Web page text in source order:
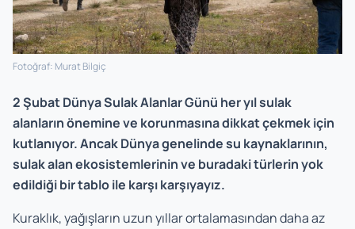
Fotoğraf: Murat Bilgiç
2 Şubat Dünya Sulak Alanlar Günü her yıl sulak
alanların önemine ve korunmasına dikkat çekmek için
kutlanıyor. Ancak Dünya genelinde su kaynaklarının,
sulak alan ekosistemlerinin ve buradaki türlerin yok
edildiği bir tablo ile karşı karşıyayız.
Kuraklık, yağışların uzun yıllar ortalamasından daha az